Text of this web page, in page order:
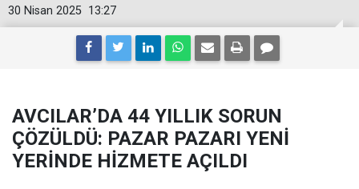
13:27
30 Nisan 2025
AVCILAR’DA 44 YILLIK SORUN
ÇÖZÜLDÜ: PAZAR PAZARI YENİ
YERİNDE HİZMETE AÇILDI